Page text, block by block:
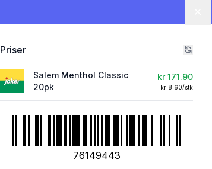
Priser
Salem Menthol Classic
20pk
kr 171.90
kr 8.60/stk
76149443